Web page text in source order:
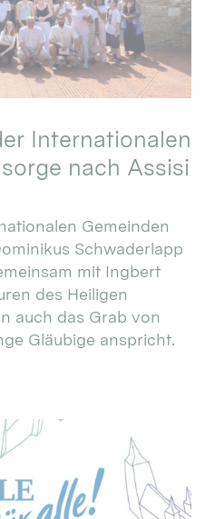
Internationalen
nach Assisi
Gemeinden
Schwaderlapp
mit Ingbert
des Heiligen
auch das Grab von
Gläubige anspricht.